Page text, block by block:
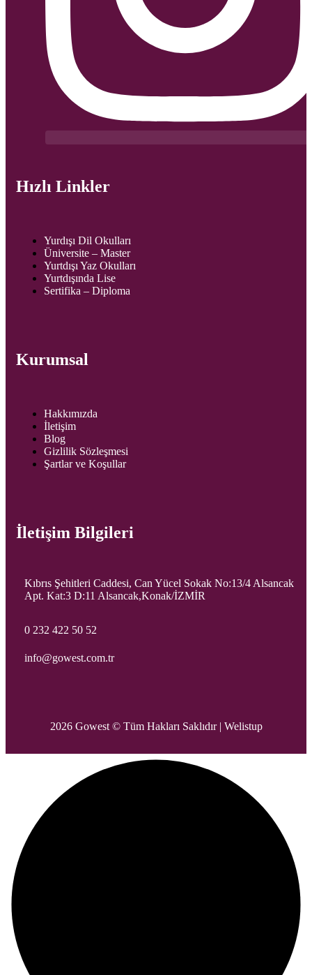
Hızlı Linkler
Yurdışı Dil Okulları
Üniversite – Master
Yurtdışı Yaz Okulları
Yurtdışında Lise
Sertifika – Diploma
Kurumsal
Hakkımızda
İletişim
Blog
Gizlilik Sözleşmesi
Şartlar ve Koşullar
İletişim Bilgileri
Kıbrıs Şehitleri Caddesi, Can Yücel Sokak No:13/4 Alsancak
Apt. Kat:3 D:11 Alsancak,Konak/İZMİR
0 232 422 50 52
info@gowest.com.tr
2026 Gowest © Tüm Hakları Saklıdır | Welistup